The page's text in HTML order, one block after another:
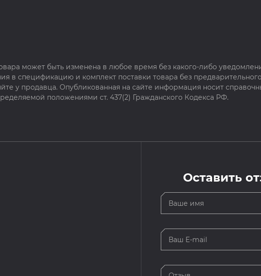
может быть изменена в любое время без какого-либо
в спецификацию и комплект поставки товара без
у продавца. Опубликованная на сайте информация носит
положениями ст. 437(2) Гражданского Кодекса РФ.
Оставить